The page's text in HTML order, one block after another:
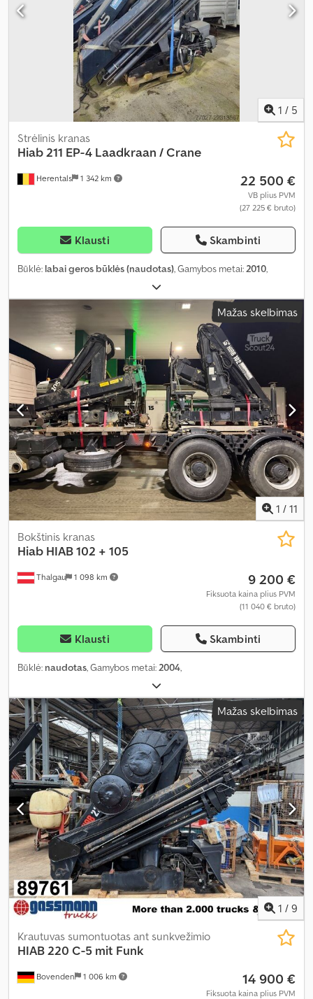
1 / 5
Herentals 1 342 km
Strėlinis kranas
Hiab211 EP-4 Laadkraan / Crane
22 500 €
VB plius PVM
(27 225 € bruto)
Klausti Skambinti
Būklė: labai geros būklės (naudotas), Gamybos metai:2010,
Mažas skelbimas
1 / 11
Thalgau 1 098 km
Bokštinis kranas
Hiab HIAB 102 + 105
9 200 €
Fiksuota kaina plius PVM
(11 040 € bruto)
Klausti Skambinti
Būklė: naudotas, Gamybos metai:2004,
Mažas skelbimas
1 / 9
Bovenden 1 006 km
Krautuvas sumontuotas ant sunkvežimio
HIAB220 C-5 mit Funk
14 900 €
Fiksuota kaina plius PVM